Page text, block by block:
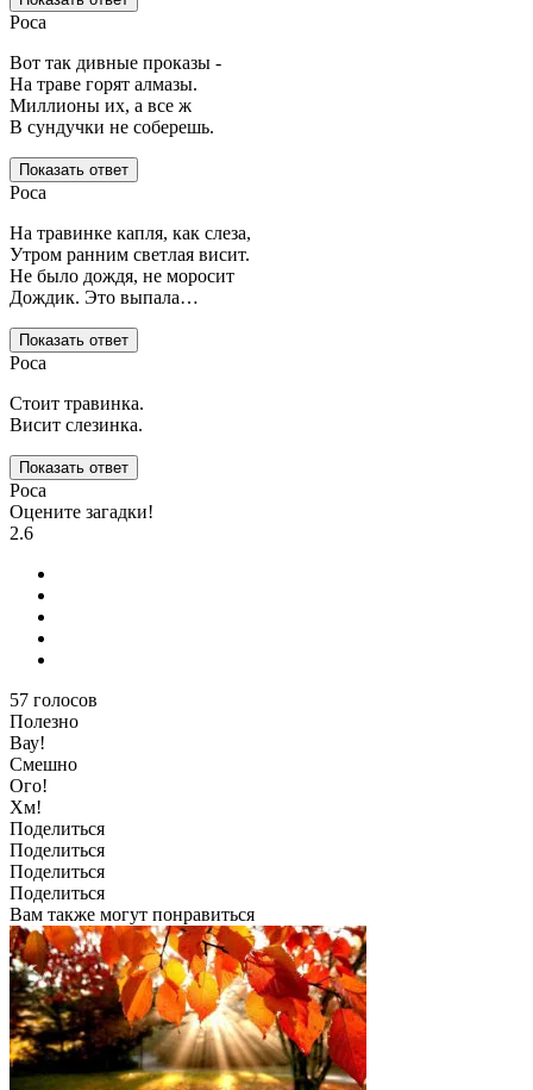
Роса
Вот так дивные проказы -
На траве горят алмазы.
Миллионы их, а все ж
В сундучки не соберешь.
Показать ответ
Роса
На травинке капля, как слеза,
Утром ранним светлая висит.
Не было дождя, не моросит
Дождик. Это выпала…
Показать ответ
Роса
Стоит травинка.
Висит слезинка.
Показать ответ
Роса
Оцените загадки!
2.6
57 голосов
Полезно
Вау!
Смешно
Ого!
Хм!
Поделиться
Поделиться
Поделиться
Поделиться
Вам также могут понравиться